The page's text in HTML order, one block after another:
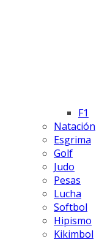
F1
Natación
Esgrima
Golf
Judo
Pesas
Lucha
Softbol
Hipismo
Kikimbol